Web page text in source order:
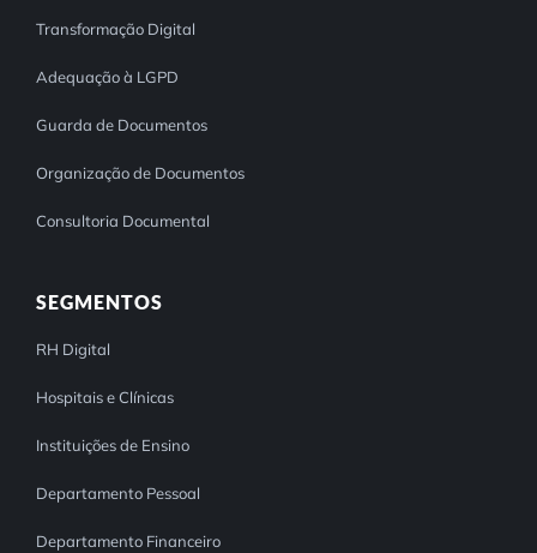
Transformação Digital
Adequação à LGPD
Guarda de Documentos
Organização de Documentos
Consultoria Documental
SEGMENTOS
RH Digital
Hospitais e Clínicas
Instituições de Ensino
Departamento Pessoal
Departamento Financeiro